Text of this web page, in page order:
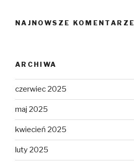
NAJNOWSZE KOMENTARZE
ARCHIWA
czerwiec 2025
maj 2025
kwiecień 2025
luty 2025